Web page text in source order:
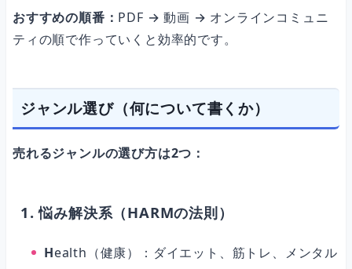
おすすめの順番： PDF → 動画 → オンラインコミュニ
ティの順で作っていくと効率的です。
ジャンル選び（何について書くか）
売れるジャンルの選び方は2つ：
1. 悩み解決系（HARMの法則）
Health（健康）：ダイエット、筋トレ、メンタル